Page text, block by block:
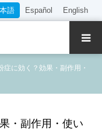
語 Español English
症に効く？効果・副作用・
・副作用・使い